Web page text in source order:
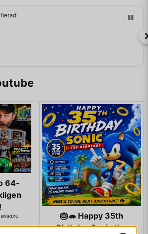
64-
🎂🦔 Happy 35th
Birthday Sonic the